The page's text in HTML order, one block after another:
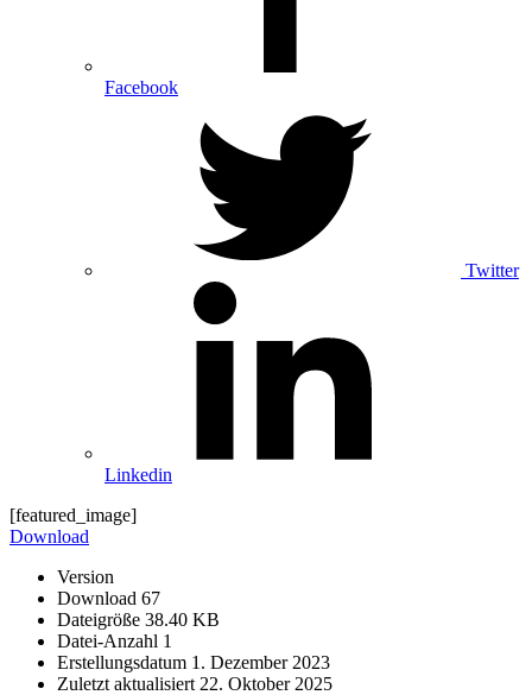
Facebook
Twitter
Linkedin
[featured_image]
Download
Version
Download 67
Dateigröße 38.40 KB
Datei-Anzahl 1
Erstellungsdatum 1. Dezember 2023
Zuletzt aktualisiert 22. Oktober 2025